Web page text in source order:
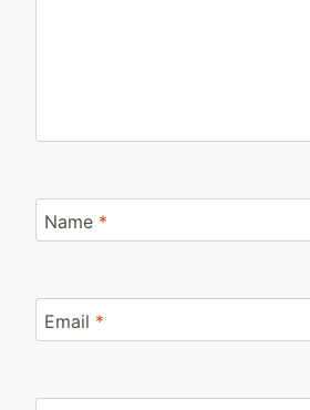
Name *
Email *